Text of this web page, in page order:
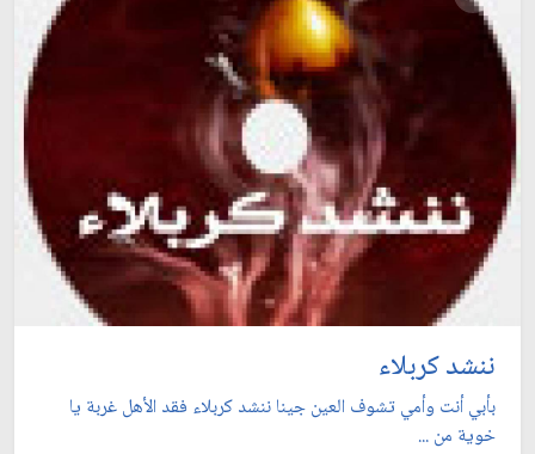
ننشد كربلاء
بأبي أنت وأمي تشوف العين جينا ننشد كربلاء فقد الأهل غربة يا
خوية من ...